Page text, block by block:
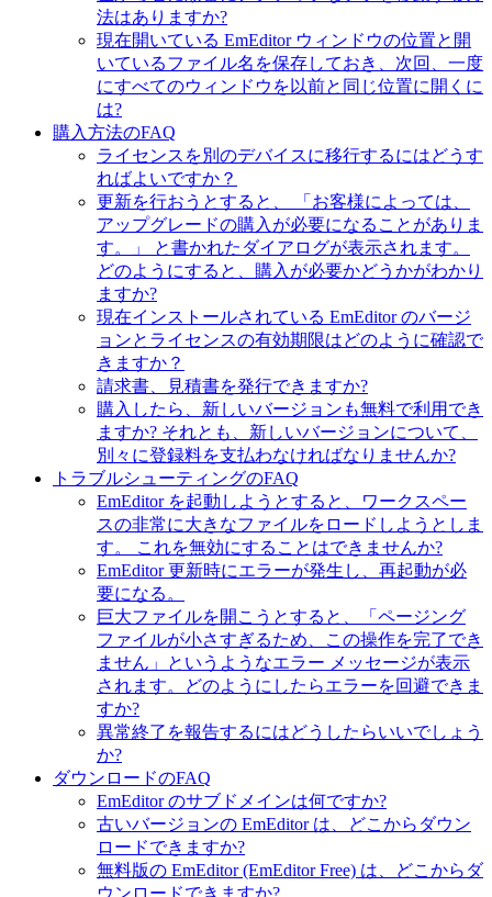
法はありますか?
現在開いている EmEditor ウィンドウの位置と開
いているファイル名を保存しておき、次回、一度
にすべてのウィンドウを以前と同じ位置に開くに
は?
購入方法のFAQ
ライセンスを別のデバイスに移行するにはどうす
ればよいですか？
更新を行おうとすると、 「お客様によっては、
アップグレードの購入が必要になることがありま
す。」 と書かれたダイアログが表示されます。
どのようにすると、購入が必要かどうかがわかり
ますか?
現在インストールされている EmEditor のバージ
ョンとライセンスの有効期限はどのように確認で
きますか？
請求書、見積書を発行できますか?
購入したら、新しいバージョンも無料で利用でき
ますか? それとも、新しいバージョンについて、
別々に登録料を支払わなければなりませんか?
トラブルシューティングのFAQ
EmEditor を起動しようとすると、ワークスペー
スの非常に大きなファイルをロードしようとしま
す。 これを無効にすることはできませんか?
EmEditor 更新時にエラーが発生し、再起動が必
要になる。
巨大ファイルを開こうとすると、「ページング
ファイルが小さすぎるため、この操作を完了でき
ません」というようなエラー メッセージが表示
されます。どのようにしたらエラーを回避できま
すか?
異常終了を報告するにはどうしたらいいでしょう
か?
ダウンロードのFAQ
EmEditor のサブドメインは何ですか?
古いバージョンの EmEditor は、どこからダウン
ロードできますか?
無料版の EmEditor (EmEditor Free) は、どこからダ